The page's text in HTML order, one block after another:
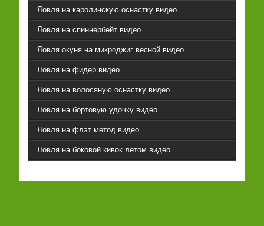
Ловля на каролинскую оснастку видео
Ловля на спиннербейт видео
Ловля окуня на микроджиг весной видео
Ловля на фидер видео
Ловля на волосяную оснастку видео
Ловля на бортовую удочку видео
Ловля на флэт метод видео
Ловля на боковой кивок летом видео